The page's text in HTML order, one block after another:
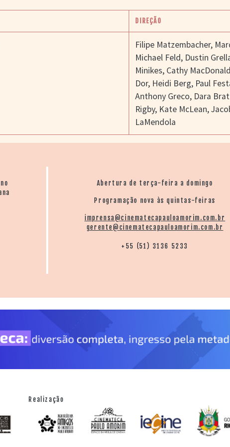
DIREÇÃO
Filipe Matzembacher,
Michael Feld, Dustin
Minikes, Cathy MacDonald
Dor, Heidi Berg, Paul
Anthony Greco, Dara
Rigby, Kate McLean,
LaMendola
Abertura de terça-feira a domingo
Programação nova às quintas-feiras
imprensa@cinematecapauloamorim.com.br
gerente@cinematecapauloamorim.com.br
+55 (51) 3136 5233
Realização